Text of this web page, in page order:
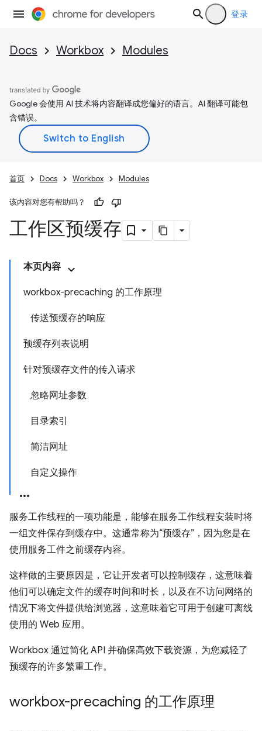
登录
Docs Workbox Modules
Google 会使用 AI 技术将内容翻译成您偏好的语言。AI 翻译可能包
含错误。
首页 Docs Workbox Modules
该内容对您有帮助吗？
工作区预缓存
本页内容
workbox-precaching 的工作原理
传送预缓存的响应
预缓存列表说明
针对预缓存文件的传入请求
忽略网址参数
目录索引
简洁网址
自定义操作
服务工作线程的一项功能是，能够在服务工作线程安装时将
一组文件保存到缓存中。这通常称为“预缓存”，因为您是在
使用服务工件之前缓存内容。
这样做的主要原因是，它让开发者可以控制缓存，这意味着
他们可以确定文件的缓存时间和时长，以及在不访问网络的
情况下将文件提供给浏览器，这意味着它可用于创建可离线
使用的 Web 应用。
Workbox 通过简化 API 并确保高效下载资源，为您减轻了
预缓存的许多繁重工作。
workbox-precaching 的工作原理